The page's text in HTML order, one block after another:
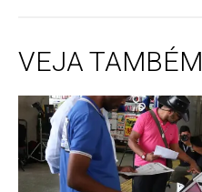
VEJA TAMBÉM